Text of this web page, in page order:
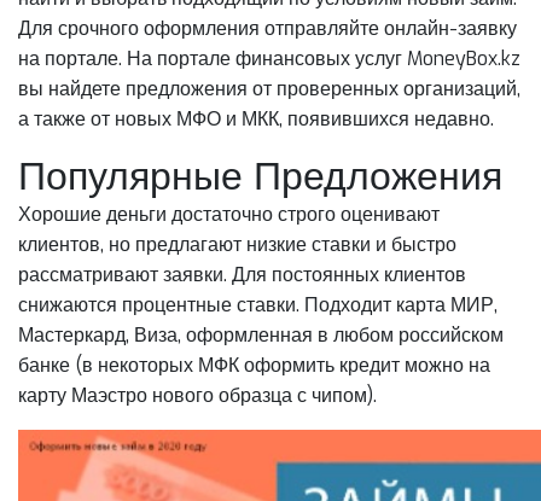
Для срочного оформления отправляйте онлайн-заявку
на портале. На портале финансовых услуг MoneyBox.kz
вы найдете предложения от проверенных организаций,
а также от новых МФО и МКК, появившихся недавно.
Популярные Предложения
Хорошие деньги достаточно строго оценивают
клиентов, но предлагают низкие ставки и быстро
рассматривают заявки. Для постоянных клиентов
снижаются процентные ставки. Подходит карта МИР,
Мастеркард, Виза, оформленная в любом российском
банке (в некоторых МФК оформить кредит можно на
карту Маэстро нового образца с чипом).